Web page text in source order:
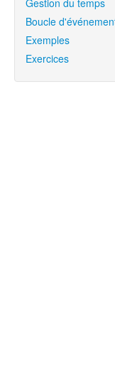
Gestion du temps
Boucle
Exemples
Exercices